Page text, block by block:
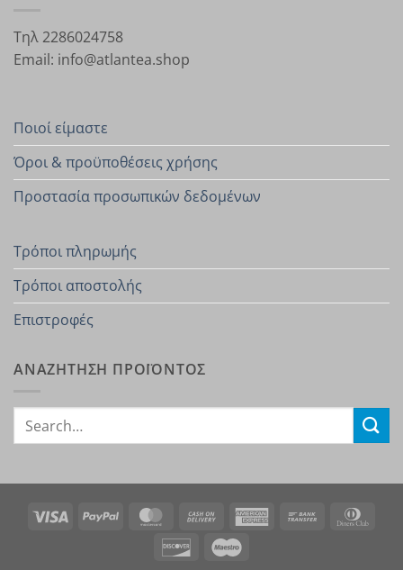
Τηλ 2286024758
Email: info@atlantea.shop
Ποιοί είμαστε
Όροι & προϋποθέσεις χρήσης
Προστασία προσωπικών δεδομένων
Τρόποι πληρωμής
Τρόποι αποστολής
Επιστροφές
ΑΝΑΖΗΤΗΣΗ ΠΡΟΪΟΝΤΟΣ
Search
Visa PayPal MasterCardCash
On
Delivery
American Bank
Discover